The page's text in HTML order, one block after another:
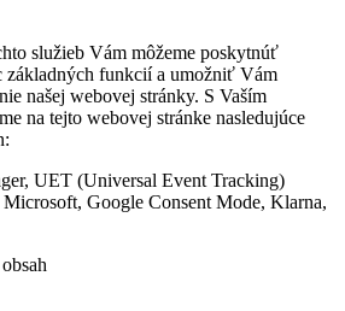
služieb Vám môžeme poskytnúť
základných funkcií a umožniť Vám
našej webovej stránky. S Vaším
na tejto webovej stránke nasledujúce
UET (Universal Event Tracking)
Google Consent Mode, Klarna,